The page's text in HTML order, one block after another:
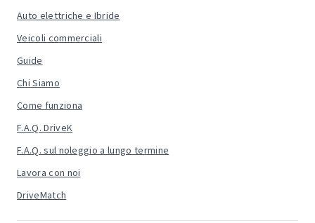
Auto elettriche e Ibride
Veicoli commerciali
Guide
Chi Siamo
Come funziona
F.A.Q. DriveK
F.A.Q. sul noleggio a lungo termine
Lavora con noi
DriveMatch